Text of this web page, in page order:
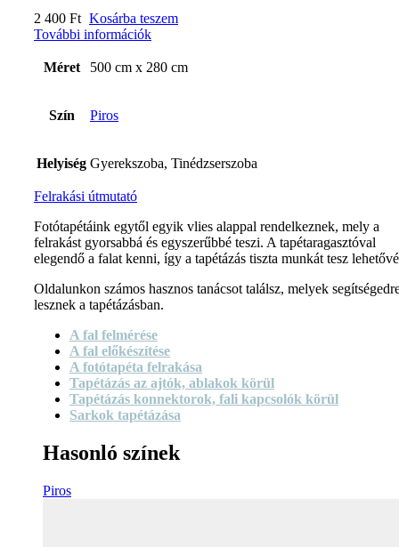
2 400 Ft Kosárba teszem
További információk
Méret 500 cm x 280 cm
Szín Piros
Helyiség Gyerekszoba, Tinédzserszoba
Felrakási útmutató
Fotótapétáink egytől egyik vlies alappal rendelkeznek, mely a
felrakást gyorsabbá és egyszerűbbé teszi. A tapétaragasztóval
elegendő a falat kenni, így a tapétázás tiszta munkát tesz
Oldalunkon számos hasznos tanácsot találsz, melyek
lesznek a tapétázásban.
A fal felmérése
A fal előkészítése
A fotótapéta felrakása
Tapétázás az ajtók, ablakok körül
Tapétázás konnektorok, fali kapcsolók körül
Sarkok tapétázása
Hasonló színek
Piros